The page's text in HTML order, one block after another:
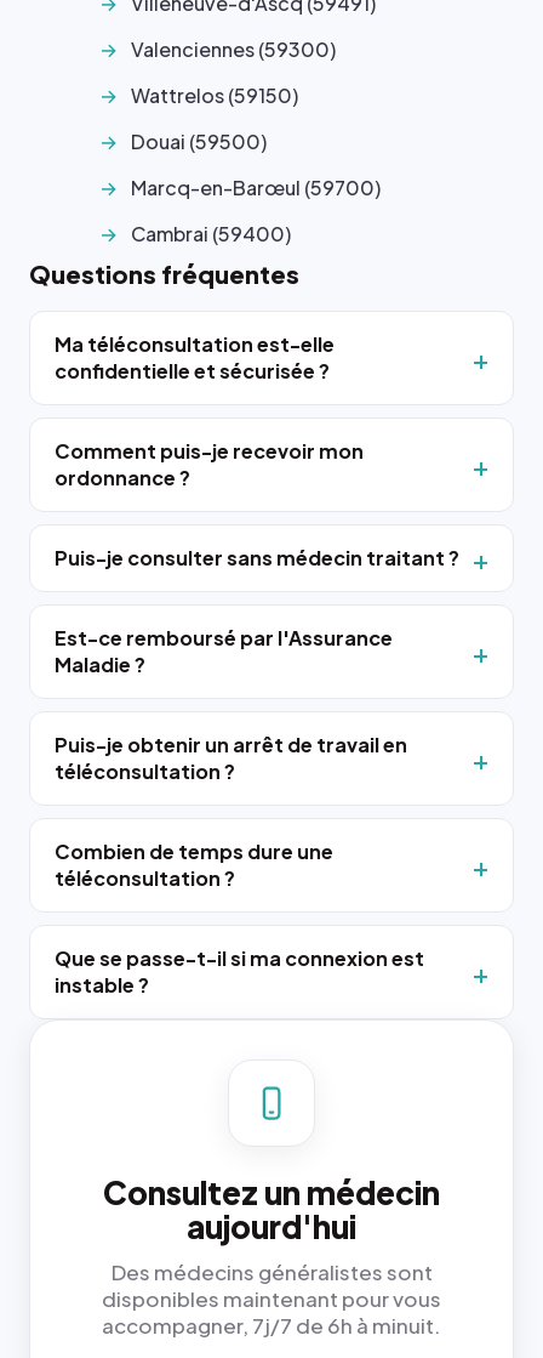
Valenciennes (59300)
Wattrelos (59150)
Douai (59500)
Marcq-en-Barœul (59700)
Cambrai (59400)
Questions fréquentes
Ma téléconsultation est-elle
confidentielle et sécurisée ?
Comment puis-je recevoir mon
ordonnance ?
Puis-je consulter sans médecin traitant ?
Est-ce remboursé par l'Assurance
Maladie ?
Puis-je obtenir un arrêt de travail en
téléconsultation ?
Combien de temps dure une
téléconsultation ?
Que se passe-t-il si ma connexion est
instable ?
Consultez un médecin
aujourd'hui
Des médecins généralistes sont
disponibles maintenant pour vous
accompagner, 7j/7 de 6h à minuit.